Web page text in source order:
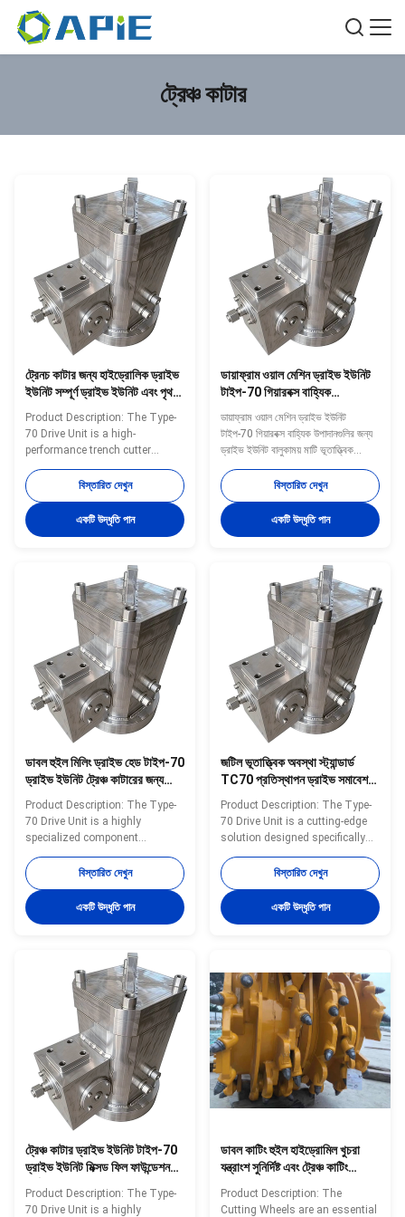
ট্রেঞ্চ কাটার
ট্রেনচ কাটার জন্য হাইড্রোলিক ড্রাইভ
ইউনিট সম্পূর্ণ ড্রাইভ ইউনিট এবং পৃথক
প্রতিস্থাপন অংশ অপারেশন নিশ্চিত
Product Description: The Type-
70 Drive Unit is a high-
performance trench cutter
meticulously engineered to meet
the demanding requirements of
modern construction and civil
engineering projects. Specifically
designed for use with hydromill
systems, this product excels in
বিস্তারিত দেখুন
একটি উদ্ধৃতি পান
ডায়াফ্রাম ওয়াল মেশিন ড্রাইভ ইউনিট
টাইপ-70 গিয়ারবক্স বাহ্যিক
উপাদানগুলির জন্য ড্রাইভ ইউনিট
বালুকাময় মাটি ভূতাত্ত্বিক অবস্থা
পরিচালনা করে
ডায়াফ্রাম ওয়াল মেশিন ড্রাইভ ইউনিট
টাইপ-70 গিয়ারবক্স বাহ্যিক উপাদানগুলির জন্য
ড্রাইভ ইউনিট বালুকাময় মাটি ভূতাত্ত্বিক
অবস্থা পরিচালনা করে
বিস্তারিত দেখুন
একটি উদ্ধৃতি পান
ডাবল হুইল মিলিং ড্রাইভ হেড টাইপ-70
ড্রাইভ ইউনিট ট্রেঞ্চ কাটারের জন্য
হাইড্রোলিক ড্রাইভ ইউনিট
Product Description: The Type-
70 Drive Unit is a highly
specialized component
designed specifically for use in
hydromill trench cutter
applications, particularly in the
construction of diaphragm
walls. This product plays a
operation of hydromill trench
cutters by ...
বিস্তারিত দেখুন
একটি উদ্ধৃতি পান
জটিল ভূতাত্ত্বিক অবস্থা স্ট্যান্ডার্ড
TC70 প্রতিস্থাপন ড্রাইভ সমাবেশ
ট্রেঞ্চ কাটার সম্পূর্ণ ড্রাইভ ইউনিট পৃথক
প্রতিস্থাপন যন্ত্রাংশ
Product Description: The Type-
70 Drive Unit is a cutting-edge
solution designed specifically
for use with hydromill trench
cutters, offering exceptional
performance in the construction
and civil engineering industries.
Engineered to meet the rigorous
বিস্তারিত দেখুন
একটি উদ্ধৃতি পান
ট্রেঞ্চ কাটার ড্রাইভ ইউনিট টাইপ-70
ড্রাইভ ইউনিট মিক্সড ফিল ফাউন্ডেশন
নির্মাণ ড্রাইভ ইউনিট
Product Description: The Type-
70 Drive Unit is a highly
ডাবল কাটিং হুইল হাইড্রোমিল খুচরা
যন্ত্রাংশ সুনির্দিষ্ট এবং ট্রেঞ্চ কাটিং
অপারেশনের জন্য উপযুক্ত
Product Description: The
Cutting Wheels are an essential